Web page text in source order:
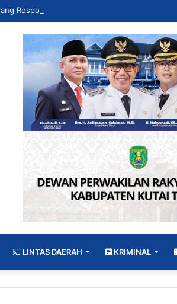
LINTAS DAERAH KRIMINAL